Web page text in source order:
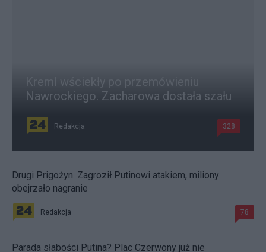
Kreml wściekły po przemówieniu
Nawrockiego. Zacharowa dostała szału
Redakcja 328
Drugi Prigożyn. Zagroził Putinowi atakiem, miliony
obejrzało nagranie
Redakcja 78
Parada słabości Putina? Plac Czerwony już nie